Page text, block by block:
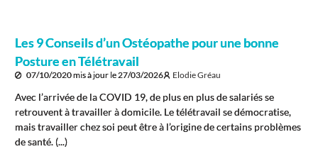
Les 9 Conseils d’un Ostéopathe pour une bonne
Posture en Télétravail
07/10/2020mis à jour le27/03/2026 Elodie Gréau
Avec l’arrivée de la COVID 19, de plus en plus de salariés se
retrouvent à travailler à domicile. Le télétravail se démocratise,
mais travailler chez soi peut être à l’origine de certains problèmes
de santé. (...)